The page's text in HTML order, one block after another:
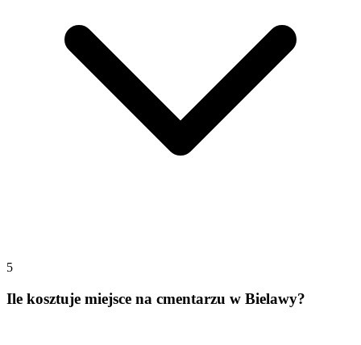
5
Ile kosztuje miejsce na cmentarzu w Bielawy?